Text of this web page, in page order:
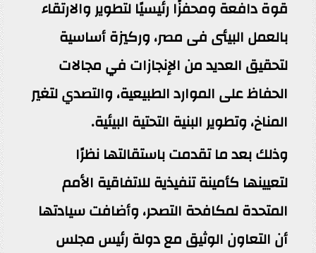
قوة دافعة ومحفزًا رئيسيًا لتطوير والارتقاء
بالعمل البيئى فى مصر، وركيزة أساسية
لتحقيق العديد من الإنجازات في مجالات
الحفاظ على الموارد الطبيعية، والتصدي لتغير
المناخ، وتطوير البنية التحتية البيئية.
وذلك بعد ما تقدمت باستقالتها نظرًا
لتعيينها كأمينة تنفيذية للاتفاقية الأمم
المتحدة لمكافحة التصحر، وأضافت سيادتها
أن التعاون الوثيق مع دولة رئيس مجلس